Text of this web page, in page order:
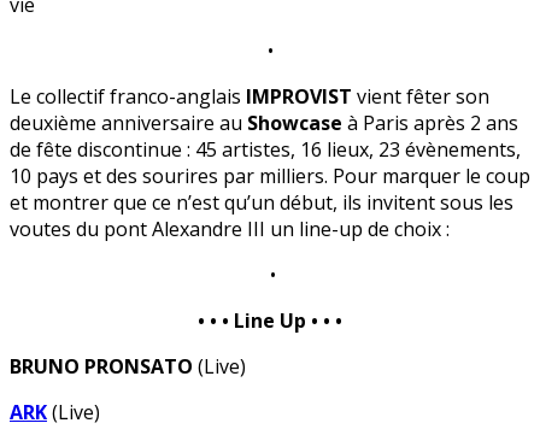
•
Le collectif franco-anglais IMPROVIST vient fêter son
deuxième anniversaire au Showcase à Paris après 2 ans
de fête discontinue : 45 artistes, 16 lieux, 23 évènements,
10 pays et des sourires par milliers. Pour marquer le coup
et montrer que ce n’est qu’un début, ils invitent sous les
voutes du pont Alexandre III un line-up de choix :
•
• • • Line Up • • •
BRUNO PRONSATO (Live)
ARK(Live)